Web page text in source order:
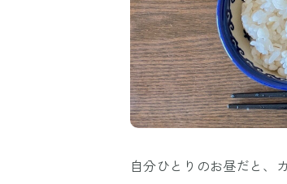
自分ひとりのお昼だと、